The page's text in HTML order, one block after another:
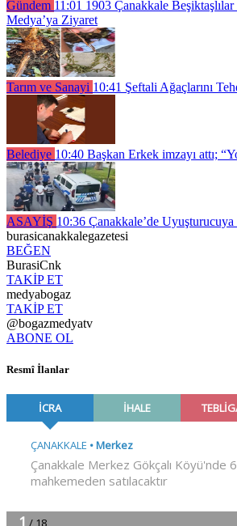
Gündem 11:01 1903 Çanakkale
Medya’ya Ziyaret
Tarım ve Sanayi 10:41 Şeftali Ağaçlarını
Belediye 10:40 Başkan Erkek imzayı attı;
ASAYİŞ 10:36 Çanakkale’de
burasicanakkalegazetesi
BEĞEN
BurasiCnk
TAKİP ET
medyabogaz
TAKİP ET
@bogazmedyatv
ABONE OL
Resmî İlanlar